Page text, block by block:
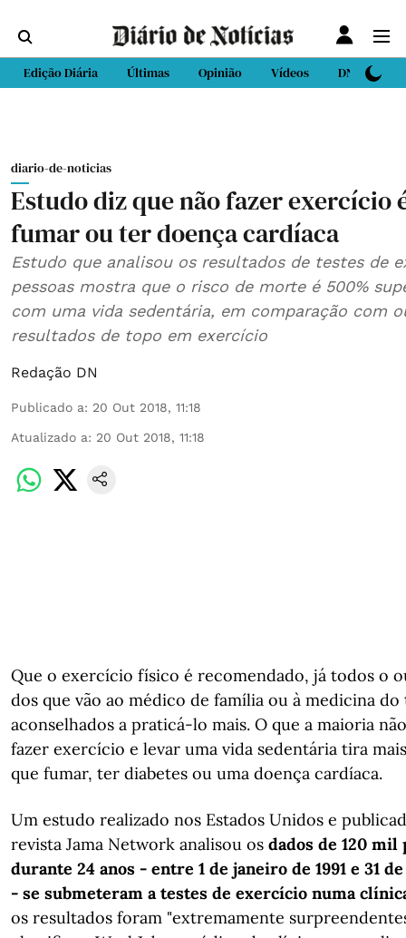
Edição Diária Últimas Opinião Vídeos DN Sport
diario-de-noticias
Estudo diz que não fazer exercício
fumar ou ter doença cardíaca
Estudo que analisou os resultados de testes de
pessoas mostra que o risco de morte é 500%
com uma vida sedentária, em comparação com
resultados de topo em exercício
Redação DN
Publicado a: 20 Out 2018, 11:18
Atualizado a: 20 Out 2018, 11:18
Que o exercício físico é recomendado, já todos o
dos que vão ao médico de família ou à medicina
aconselhados a praticá-lo mais. O que a maioria
fazer exercício e levar uma vida sedentária tira
que fumar, ter diabetes ou uma doença cardíaca.
Um estudo realizado nos Estados Unidos e
revista Jama Network analisou os dados de 120 mil
durante 24 anos - entre 1 de janeiro de 1991 e 31
- se submeteram a testes de exercício numa
os resultados foram "extremamente